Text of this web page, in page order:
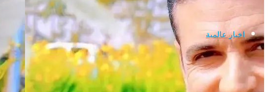
اخبار عالمية